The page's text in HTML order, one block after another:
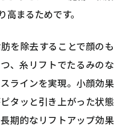
まるためです。
を除去することで顔のも
、糸リフトでたるみのな
ラインを実現。小顔効果
タッと引き上がった状態
期的なリフトアップ効果